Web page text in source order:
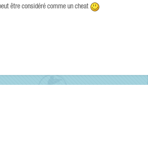
être considéré comme un cheat